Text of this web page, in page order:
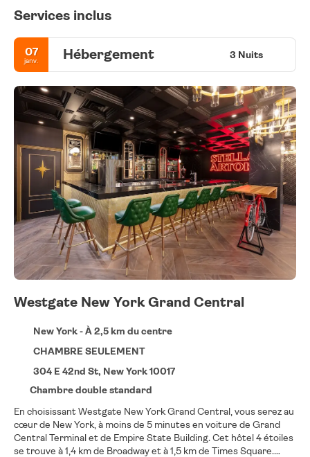
Services inclus
07
janv. Hébergement 3 Nuits
Westgate New York Grand Central
New York - À 2,5 km du centre
CHAMBRE SEULEMENT
304 E 42nd St, New York 10017
Chambre double standard
En choisissant Westgate New York Grand Central, vous serez au
cœur de New York, à moins de 5 minutes en voiture de Grand
Central Terminal et de Empire State Building. Cet hôtel 4 étoiles
se trouve à 1,4 km de Broadway et à 1,5 km de Times Square.